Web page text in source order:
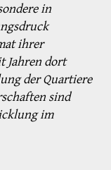
in
ihrer
Jahren dort
der Quartiere
sind
im